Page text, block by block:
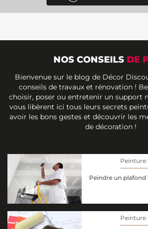
NOS CONSEILS DE
Bienvenue sur le blog de Décor
conseils de travaux et rénovation !
choisir, poser ou entretenir un support
vous libèrent ici tous leurs secrets
avoir les bons gestes et découvrir les
de décoration !
Peinture
Peindre un plafond
Peinture